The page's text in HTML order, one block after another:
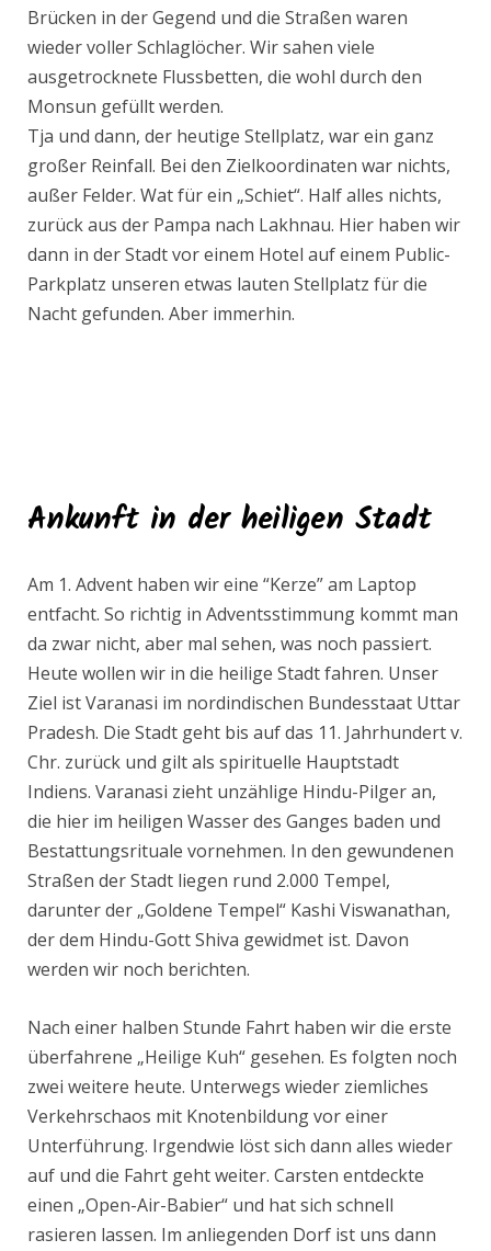
Brücken in der Gegend und die Straßen waren
wieder voller Schlaglöcher. Wir sahen viele
ausgetrocknete Flussbetten, die wohl durch den
Monsun gefüllt werden.
Tja und dann, der heutige Stellplatz, war ein ganz
großer Reinfall. Bei den Zielkoordinaten war nichts,
außer Felder. Wat für ein „Schiet“. Half alles nichts,
zurück aus der Pampa nach Lakhnau. Hier haben wir
dann in der Stadt vor einem Hotel auf einem Public-
Parkplatz unseren etwas lauten Stellplatz für die
Nacht gefunden. Aber immerhin.
Ankunft in der heiligen Stadt
Am 1. Advent haben wir eine “Kerze” am Laptop
entfacht. So richtig in Adventsstimmung kommt man
da zwar nicht, aber mal sehen, was noch passiert.
Heute wollen wir in die heilige Stadt fahren. Unser
Ziel ist Varanasi im nordindischen Bundesstaat Uttar
Pradesh. Die Stadt geht bis auf das 11. Jahrhundert v.
Chr. zurück und gilt als spirituelle Hauptstadt
Indiens. Varanasi zieht unzählige Hindu-Pilger an,
die hier im heiligen Wasser des Ganges baden und
Bestattungsrituale vornehmen. In den gewundenen
Straßen der Stadt liegen rund 2.000 Tempel,
darunter der „Goldene Tempel“ Kashi Viswanathan,
der dem Hindu-Gott Shiva gewidmet ist. Davon
werden wir noch berichten.
Nach einer halben Stunde Fahrt haben wir die erste
überfahrene „Heilige Kuh“ gesehen. Es folgten noch
zwei weitere heute. Unterwegs wieder ziemliches
Verkehrschaos mit Knotenbildung vor einer
Unterführung. Irgendwie löst sich dann alles wieder
auf und die Fahrt geht weiter. Carsten entdeckte
einen „Open-Air-Babier“ und hat sich schnell
rasieren lassen. Im anliegenden Dorf ist uns dann